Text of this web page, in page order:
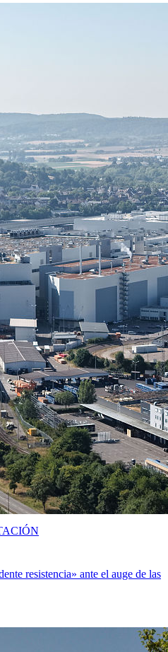
resistencia» ante el auge de las